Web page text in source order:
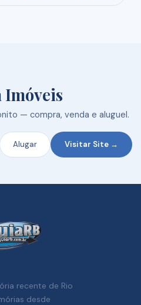
— compra, venda e aluguel.
Alugar Visitar Site →
recente de Rio
desde